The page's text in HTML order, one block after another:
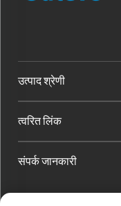
उत्पाद श्रेणी
त्वरित लिंक
संपर्क जानकारी